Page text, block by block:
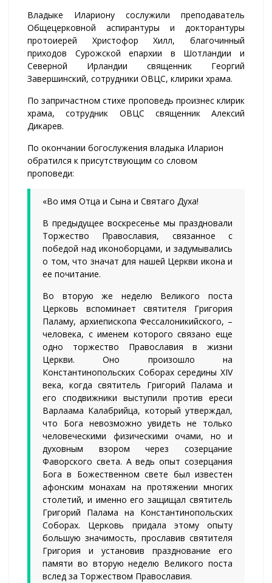
Владыке Илариону сослужили преподаватель
Общецерковной аспирантуры и докторантуры
протоиерей Христофор Хилл, благочинный
приходов Сурожской епархии в Шотландии и
Северной Ирландии священник Георгий
Завершинский, сотрудники ОВЦС, клирики храма.
По запричастном стихе проповедь произнес клирик
храма, сотрудник ОВЦС священник Алексий
Дикарев.
По окончании богослужения владыка Иларион
обратился к присутствующим со словом
проповеди:
«Во имя Отца и Сына и Святаго Духа!
В предыдущее воскресенье мы праздновали
Торжество Православия, связанное с
победой над иконоборцами, и задумывались
о том, что значат для нашей Церкви икона и
ее почитание.
Во вторую же неделю Великого поста
Церковь вспоминает святителя Григория
Паламу, архиепископа Фессалоникийского, –
человека, с именем которого связано еще
одно торжество Православия в жизни
Церкви. Оно произошло на
Константинопольских Соборах середины XIV
века, когда святитель Григорий Палама и
его сподвижники выступили против ереси
Варлаама Калабрийца, который утверждал,
что Бога невозможно увидеть не только
человеческими физическими очами, но и
духовным взором через созерцание
Фаворского света. А ведь опыт созерцания
Бога в Божественном свете был известен
афонским монахам на протяжении многих
столетий, и именно его защищал святитель
Григорий Палама на Константинопольских
Соборах. Церковь придала этому опыту
большую значимость, прославив святителя
Григория и установив празднование его
памяти во вторую неделю Великого поста
вслед за Торжеством Православия.